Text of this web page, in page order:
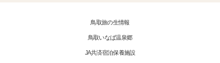
鳥取旅の生情報
鳥取いなば温泉郷
JA共済宿泊保養施設